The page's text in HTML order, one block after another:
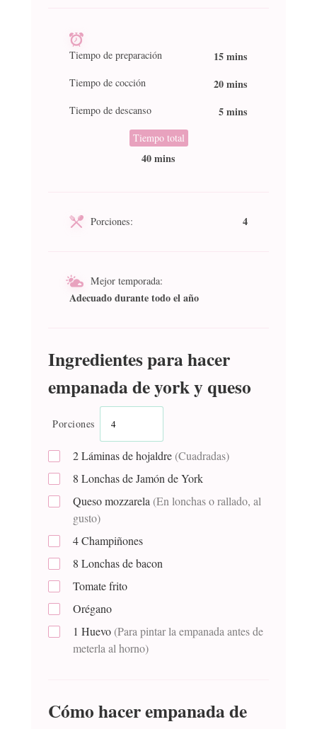
Tiempo de preparación 15 mins
Tiempo de cocción 20 mins
Tiempo de descanso 5 mins
Tiempo total
40 mins
Porciones: 4
Mejor temporada:
Adecuado durante todo el año
Ingredientes para hacer
empanada de york y queso
Porciones
2Láminas de hojaldre (Cuadradas)
8 Lonchas de Jamón de York
Queso mozzarela (En lonchas o rallado, al
gusto)
4Champiñones
8 Lonchas de bacon
Tomate frito
Orégano
1 Huevo (Para pintar la empanada antes de
meterla al horno)
Cómo hacer empanada de